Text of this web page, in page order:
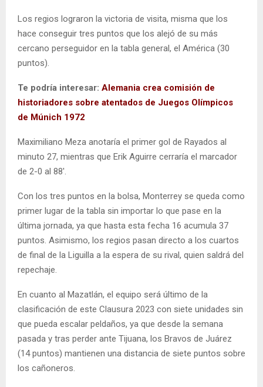
Los regios lograron la victoria de visita, misma que los
hace conseguir tres puntos que los alejó de su más
cercano perseguidor en la tabla general, el América (30
puntos).
Te podría interesar: Alemania crea comisión de
historiadores sobre atentados de Juegos Olímpicos
de Múnich 1972
Maximiliano Meza anotaría el primer gol de Rayados al
minuto 27, mientras que Erik Aguirre cerraría el marcador
de 2-0 al 88′.
Con los tres puntos en la bolsa, Monterrey se queda como
primer lugar de la tabla sin importar lo que pase en la
última jornada, ya que hasta esta fecha 16 acumula 37
puntos. Asimismo, los regios pasan directo a los cuartos
de final de la Liguilla a la espera de su rival, quien saldrá del
repechaje.
En cuanto al Mazatlán, el equipo será último de la
clasificación de este Clausura 2023 con siete unidades sin
que pueda escalar peldaños, ya que desde la semana
pasada y tras perder ante Tijuana, los Bravos de Juárez
(14 puntos) mantienen una distancia de siete puntos sobre
los cañoneros.